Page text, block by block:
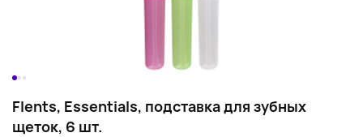
Flents, Essentials, подставка для зубных
щеток, 6 шт.